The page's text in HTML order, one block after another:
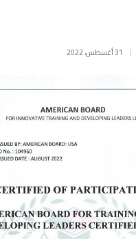
31 أغسطس، 2022